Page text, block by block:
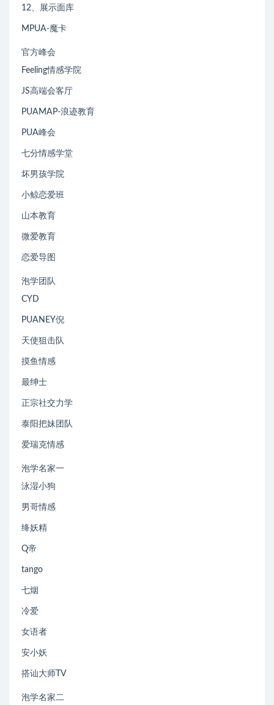
12、展示面库
MPUA-魔卡
官方峰会
Feeling情感学院
JS高端会客厅
PUAMAP-浪迹教育
PUA峰会
七分情感学堂
坏男孩学院
小鲸恋爱班
山本教育
微爱教育
恋爱导图
泡学团队
CYD
PUANEY倪
天使狙击队
摸鱼情感
最绅士
正宗社交力学
泰阳把妹团队
爱瑞克情感
泡学名家一
泳湿小狗
男哥情感
绛妖精
Q帝
tango
七烟
冷爱
女语者
安小妖
搭讪大师TV
泡学名家二